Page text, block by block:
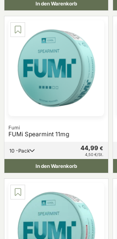
In den Warenkorb
Fumi
FUMi Spearmint 11mg
10 -Pack 44,99 €
4,50 €/St.
In den Warenkorb